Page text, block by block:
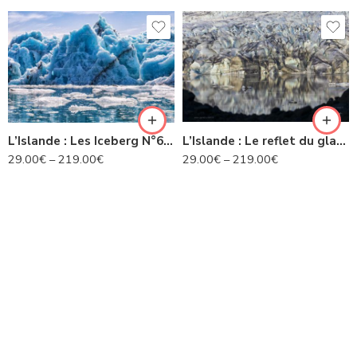
L’Islande : Les Iceberg N°63 IS
29.00€ –219.00€
L’Islande : Le reflet du glacier -N° 22 IS
29.00€ –219.00€